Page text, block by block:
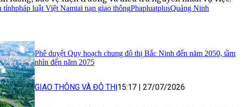
tínhpháp luật Việt Namtai nạn giao thôngPhapluatplusQuảng Ninh
Phê duyệt Quy hoạch chung đô thị Bắc Ninh đến năm 2050, tầm
nhìn đến năm 2075
GIAO THÔNG VÀ ĐÔ THỊ15:17 27/07/2026